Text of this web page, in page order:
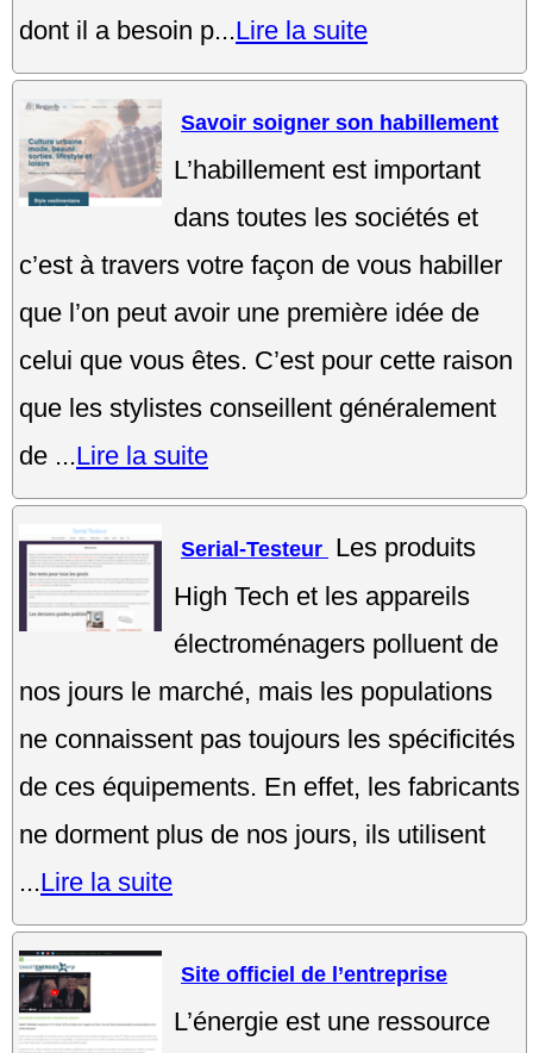
dont il a besoin p...Lire la suite
Savoir soigner son habillement
L’habillement est important
dans toutes les sociétés et
c’est à travers votre façon de vous habiller
que l’on peut avoir une première idée de
celui que vous êtes. C’est pour cette raison
que les stylistes conseillent généralement
de ...Lire la suite
Serial-Testeur Les produits
High Tech et les appareils
électroménagers polluent de
nos jours le marché, mais les populations
ne connaissent pas toujours les spécificités
de ces équipements. En effet, les fabricants
ne dorment plus de nos jours, ils utilisent
...Lire la suite
Site officiel de l’entreprise
L’énergie est une ressource